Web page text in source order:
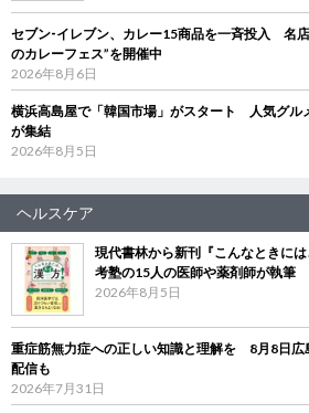
セブン‐イレブン、カレー15商品を一斉投入 名
のカレーフェス”を開催中
2026年8月6日
横浜高島屋で「韓国市場」がスタート 人気グル
が集結
2026年8月5日
ヘルスケア
現代書林から新刊『こんなときに
考塾の15人の医師や薬剤師が執筆
2026年8月5日
重症筋無力症への正しい知識と理解を 8月8日広
配信も
2026年7月31日